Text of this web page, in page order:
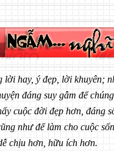
lời hay, ý đẹp, lời khuyên;
đáng suy gẫm để
cuộc đời đẹp hơn, đáng
như để làm cho cuộc
chịu hơn, hữu ích hơn.